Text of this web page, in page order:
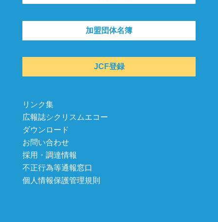
加盟団体名簿
JCF登録
リンク集
広報誌シクリスムエコー
ダウンロード
お問い合わせ
採用・調達情報
不正行為等通報窓口
個人情報保護管理規則